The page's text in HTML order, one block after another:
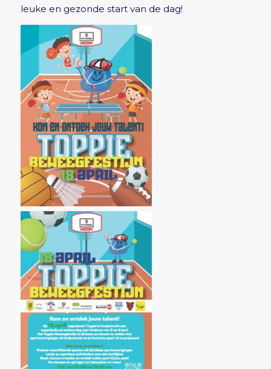
leuke en gezonde start van de dag!